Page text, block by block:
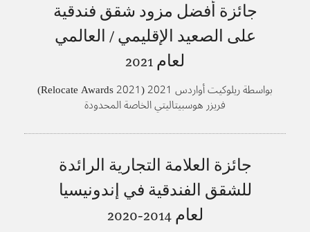
جائزة أفضل مزود شقق فندقية
على الصعيد الإقليمي / العالمي
لعام2021
بواسطة ريلوكيت أواردس 2021 (Relocate Awards 2021)
فريزر هوسبيتاليتي الخاصة المحدودة
جائزة العلامة التجارية الرائدة
للشقق الفندقية في إندونيسيا
لعام2014-2020